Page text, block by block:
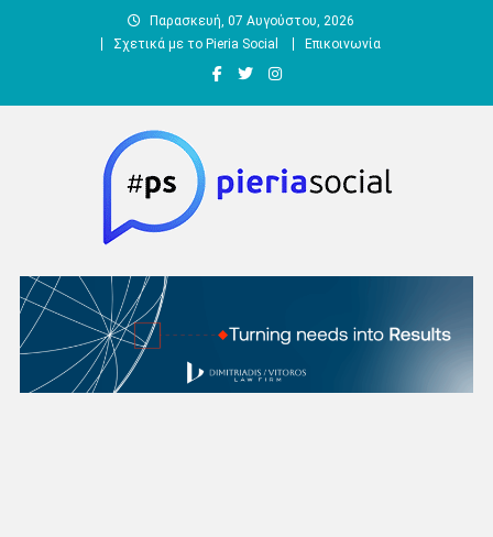
Παρασκευή, 07 Αυγούστου, 2026
Σχετικά με το Pieria Social
Επικοινωνία
Pieria Social